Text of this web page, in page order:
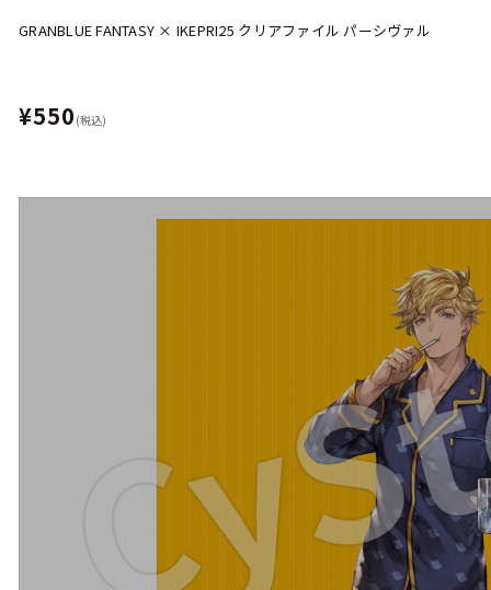
GRANBLUE FANTASY × IKEPRI25 クリアファイル パーシヴァル
¥550 (税込)